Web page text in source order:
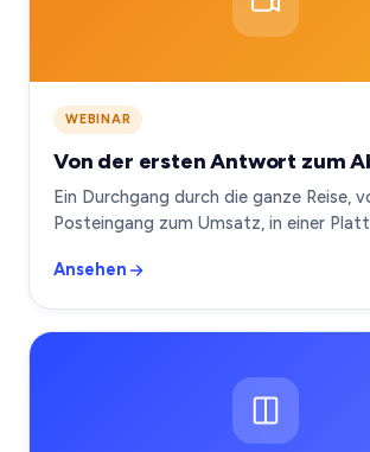
WEBINAR
Von der ersten Antwort zum
Ein Durchgang durch die ganze Reise,
Posteingang zum Umsatz, in einer
Ansehen